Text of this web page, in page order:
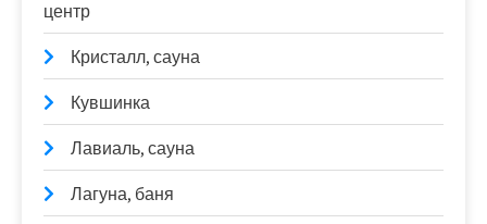
центр
Кристалл, сауна
Кувшинка
Лавиаль, сауна
Лагуна, баня